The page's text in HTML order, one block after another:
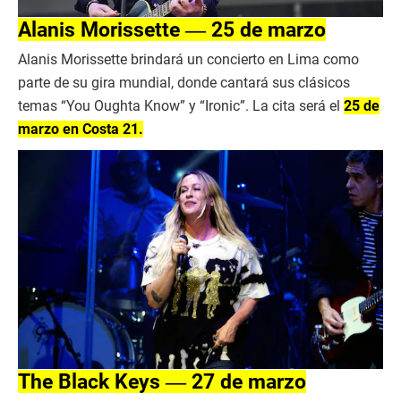
Alanis Morissette ― 25 de marzo
Alanis Morissette brindará un concierto en Lima como
parte de su gira mundial, donde cantará sus clásicos
temas “You Oughta Know” y “Ironic”. La cita será el 25 de
marzo en Costa 21.
The Black Keys ― 27 de marzo